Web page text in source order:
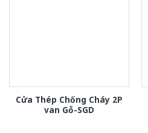
Cửa Thép Chống Cháy 2P
van Gỗ-SGD